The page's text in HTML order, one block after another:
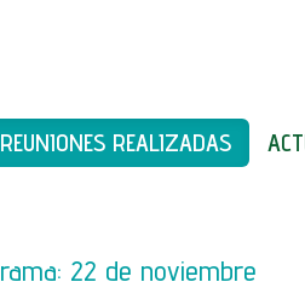
REUNIONES REALIZADAS
22 de noviembre